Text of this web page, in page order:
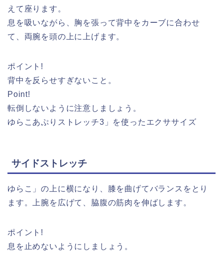
えて座ります。
息を吸いながら、胸を張って背中をカーブに合わせ
て、両腕を頭の上に上げます。
ポイント!
背中を反らせすぎないこと。
Point!
転倒しないように注意しましょう。
ゆらこあぷりストレッチ3」を使ったエクササイズ
サイドストレッチ
ゆらこ」の上に横になり、膝を曲げてバランスをとり
ます。上腕を広げて、脇腹の筋肉を伸ばします。
ポイント!
息を止めないようにしましょう。